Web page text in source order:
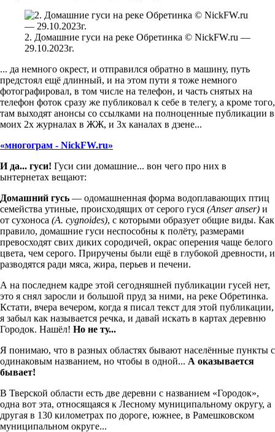
2. Домашние гуси на реке Обретинка © NickFW.ru —
29.10.2023г.
... да немного окрест, и отправился обратно в машину, путь
предстоял ещё длинный, и на этом пути я тоже немного
фотографировал, в том числе на телефон, и часть снятых на
телефон фоток сразу же публиковал к себе в телегу, а кроме того,
там выходят анонсы со ссылками на полноценные публикации в
моих 2х журналах в ЖЖ, и 3х каналах в дзене...
«многограм - NickFW.ru»
И да... гуси! Гуси сии домашние... вон чего про них в
ынтернетах вещают:
Домашний гусь — одомашненная форма водоплавающих птиц
семейства утиные, происходящих от серого гуся (Anser anser) и
от сухоноса (A. cygnoides), с которыми образует общие виды. Как
правило, домашние гуси неспособны к полёту, размерами
превосходят свих диких сородичей, окрас оперения чаще белого
цвета, чем серого. Приручены были ещё в глубокой древности, и
разводятся ради мяса, жира, перьев и печени.
А на последнем кадре этой сегодняшней публикации гусей нет,
это я снял заросли и большой пруд за ними, на реке Обретинка.
Кстати, вчера вечером, когда я писал текст для этой публикации,
я забыл как называется речка, и давай искать в картах деревню
Городок. Нашёл! Но не ту...
Я понимаю, что в разных областях бывают населённые пункты с
одинаковым названием, но чтобы в одной... А оказывается
бывает!
В Тверской области есть две деревни с названием «Городок»,
одна вот эта, относящаяся к Лесному муниципальному округу, а
другая в 130 километрах по дороге, южнее, в Рамешковском
муниципальном округе...